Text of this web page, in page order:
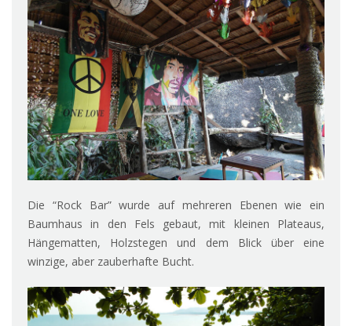
Die “Rock Bar” wurde auf mehreren Ebenen wie ein
Baumhaus in den Fels gebaut, mit kleinen Plateaus,
Hängematten, Holzstegen und dem Blick über eine
winzige, aber zauberhafte Bucht.